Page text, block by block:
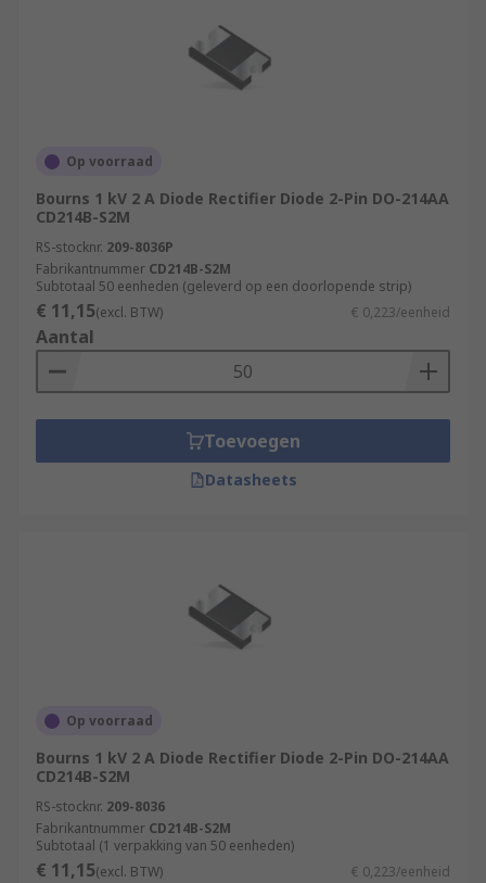
Op voorraad
Bourns 1 kV 2 A Diode Rectifier Diode 2-Pin DO-214AA
CD214B-S2M
RS-stocknr. 209-8036P
Fabrikantnummer CD214B-S2M
Subtotaal 50 eenheden (geleverd op een doorlopende strip)
€ 11,15(excl. BTW) € 0,223/eenheid
Aantal
Toevoegen
Datasheets
Op voorraad
Bourns 1 kV 2 A Diode Rectifier Diode 2-Pin DO-214AA
CD214B-S2M
RS-stocknr. 209-8036
Fabrikantnummer CD214B-S2M
Subtotaal (1 verpakking van 50 eenheden)
€ 11,15(excl. BTW) € 0,223/eenheid